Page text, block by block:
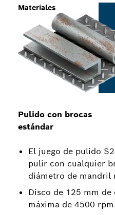
Pulido con brocas
estándar
El juego de pulido
pulir con cualquier
diámetro de mandril
Disco de 125 mm
máxima de 4500
Materiales